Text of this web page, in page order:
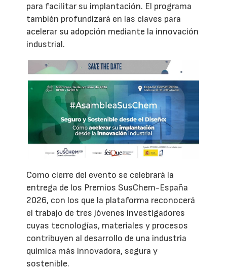
para facilitar su implantación. El programa
también profundizará en las claves para
acelerar su adopción mediante la innovación
industrial.
Como cierre del evento se celebrará la
entrega de los Premios SusChem-España
2026, con los que la plataforma reconocerá
el trabajo de tres jóvenes investigadores
cuyas tecnologías, materiales y procesos
contribuyen al desarrollo de una industria
química más innovadora, segura y
sostenible.